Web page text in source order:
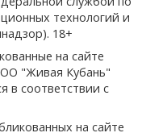
технологий и
18+
на сайте
"Живая Кубань"
в соответствии с
на сайте